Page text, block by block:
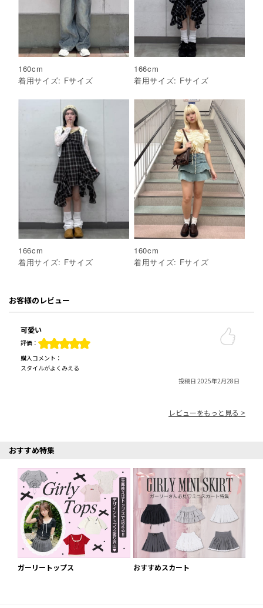
160cm
着用サイズ: Fサイズ
166cm
着用サイズ: Fサイズ
166cm
着用サイズ: Fサイズ
160cm
着用サイズ: Fサイズ
お客様のレビュー
可愛い
投稿日 2025年2月28日
評価：
購入コメント：
スタイルがよくみえる
レビューをもっと見る >
おすすめ特集
ガーリートップス おすすめスカート